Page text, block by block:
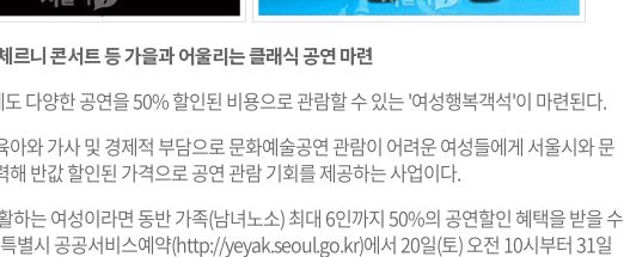
르니 콘서트 등 가을과 어울리는 클래식 공연 마련
다양한 공연을 50% 할인된 비용으로 관람할 수 있는 '여성행복객석'이 마련된다.
아와 가사 및 경제적 부담으로 문화예술공연 관람이 어려운 여성들에게 서울시와 문
해 반값 할인된 가격으로 공연 관람 기회를 제공하는 사업이다.
하는 여성이라면 동반 가족(남녀노소) 최대 6인까지 50%의 공연할인 혜택을 받을 수
별시 공공서비스예약(http://yeyak.seoul.go.kr)에서 20일(토) 오전 10시부터 31일